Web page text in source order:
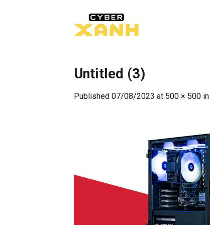
Untitled (3)
Published 07/08/2023 at 500 × 500 in